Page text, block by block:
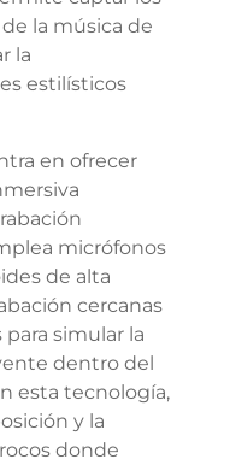
la música de
la
estilísticos
en ofrecer
micrófonos
de alta
cercanas
simular la
dentro del
esta tecnología,
y la
donde